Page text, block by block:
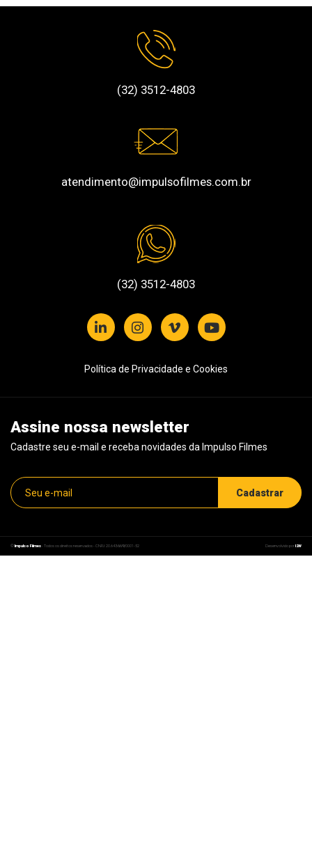
(32) 3512-4803
atendimento@impulsofilmes.com.br
(32) 3512-4803
Política de Privacidade e Cookies
Assine nossa newsletter
Cadastre seu e-mail e receba novidades da Impulso Filmes
©Impulso Filmes- Todos os direitos reservados - CNPJ: 20.843.669/0001-52 Desenvolvido porI2W